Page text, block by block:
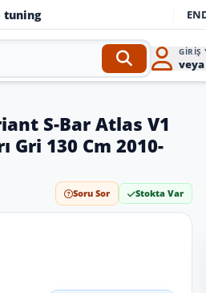
tuning EN
GIRIŞ
veya
S-Bar Atlas V1
Gri 130 Cm 2010-
Soru Sor Stokta Var